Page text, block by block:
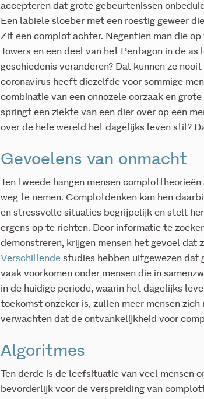
accepteren dat grote gebeurtenissen
Een labiele sloeber met een roestig geweer
Zit een complot achter. Negentien man die op
Towers en een deel van het Pentagon in de as
geschiedenis veranderen? Dat kunnen ze
coronavirus heeft diezelfde voor sommige
combinatie van een onnozele oorzaak en
springt een ziekte van een dier over op een
over de hele wereld het dagelijks leven stil?
Gevoelens van onmacht
Ten tweede hangen mensen
weg te nemen. Complotdenken kan hen
en stressvolle situaties begrijpelijk en stelt
ergens op te richten. Door informatie te
demonstreren, krijgen mensen het gevoel dat
Verschillende studies hebben uitgewezen dat
vaak voorkomen onder mensen die in
in de huidige periode, waarin het dagelijks
toekomst onzeker is, zullen meer mensen
verwachten dat de ontvankelijkheid voor
Algoritmes
Ten derde is de leefsituatie van veel mensen
bevorderlijk voor de verspreiding van